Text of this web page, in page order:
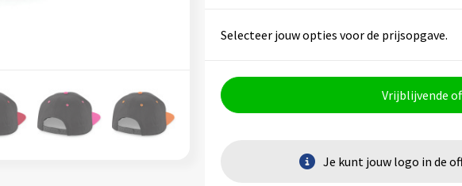
Selecteer jouw opties voor de prijsopgave.
Vrijblijvende
Je kunt jouw logo in de